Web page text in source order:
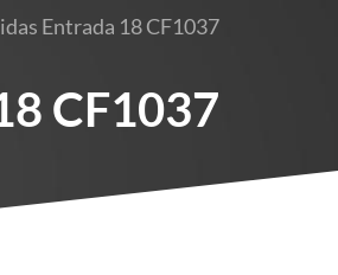
Entrada 18 CF1037
CF1037